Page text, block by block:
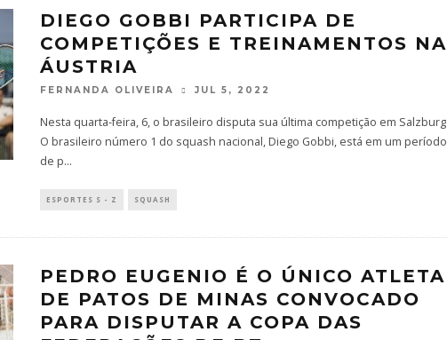
DIEGO GOBBI PARTICIPA DE
COMPETIÇÕES E TREINAMENTOS NA
ÁUSTRIA
FERNANDA OLIVEIRA JUL 5, 2022
Nesta quarta-feira, 6, o brasileiro disputa sua última competição em Salzburg
O brasileiro número 1 do squash nacional, Diego Gobbi, está em um período
de p...
ESPORTES S - Z SQUASH
PEDRO EUGENIO É O ÚNICO ATLETA
DE PATOS DE MINAS CONVOCADO
PARA DISPUTAR A COPA DAS